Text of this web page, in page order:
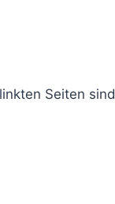
Seiten sind